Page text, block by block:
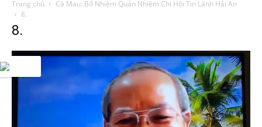
Trang chủ
Cà Mau: Bổ Nhiệm Quản Nhiệm Chi Hội Tin Lành Hải An
8.
8.